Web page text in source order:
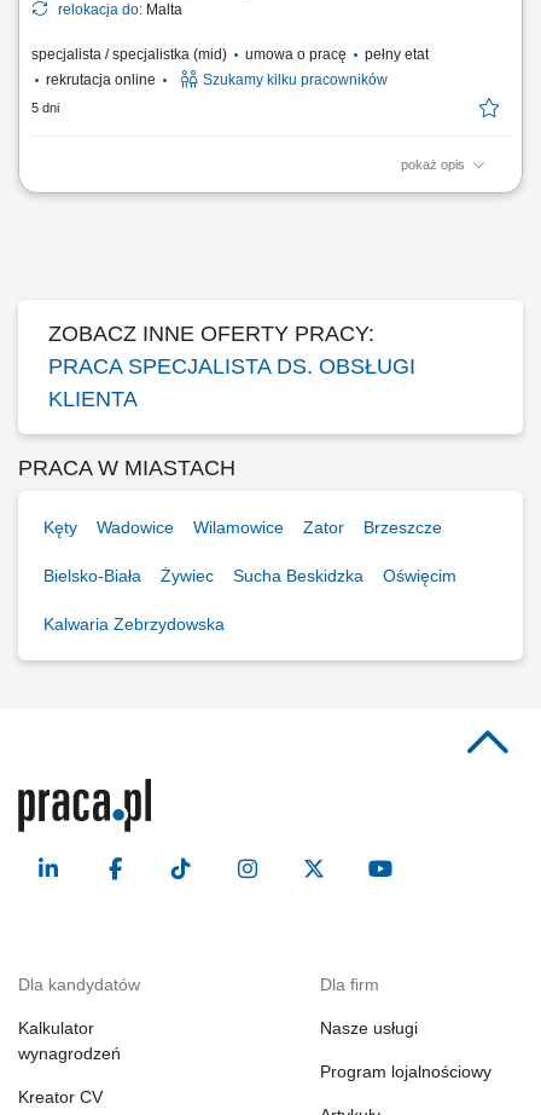
relokacja do: Malta
specjalista / specjalistka (mid) umowa o pracę
pełny etat
rekrutacja online
Szukamy kilku pracowników
5 dni
pokaż opis
Twoje zadania: Prowadzenie rozmów telefonicznych z klientami
ZOBACZ INNE OFERTY PRACY:
PRACA SPECJALISTA DS. OBSŁUGI
KLIENTA
PRACA W MIASTACH
Kęty Wadowice Wilamowice Zator Brzeszcze
Bielsko-Biała Żywiec Sucha Beskidzka Oświęcim
Kalwaria Zebrzydowska
Dla kandydatów
Kalkulator
wynagrodzeń
Kreator CV
Dla firm
Nasze usługi
Program lojalnościowy